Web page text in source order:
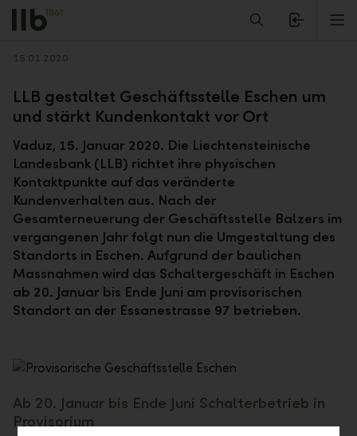
Alerts.Headline
Zurück
15.01.2020
LLB gestaltet Geschäftsstelle Eschen um
und stärkt Kundenkontakt vor Ort
Vaduz, 15. Januar 2020. Die Liechtensteinische
Landesbank (LLB) richtet ihre physischen
Kontaktpunkte auf das veränderte
Kundenverhalten aus. Nach der
Gesamterneuerung der Geschäftsstelle Balzers im
vergangenen Jahr folgt nun die Umgestaltung des
Standorts in Eschen. Aufgrund der baulichen
Massnahmen wird das Schaltergeschäft in Eschen
ab 20. Januar bis Ende Juni am provisorischen
Standort an der Essanestrasse 97 betrieben.
Ab 20. Januar bis Ende Juni Schalterbetrieb in
Provisorium